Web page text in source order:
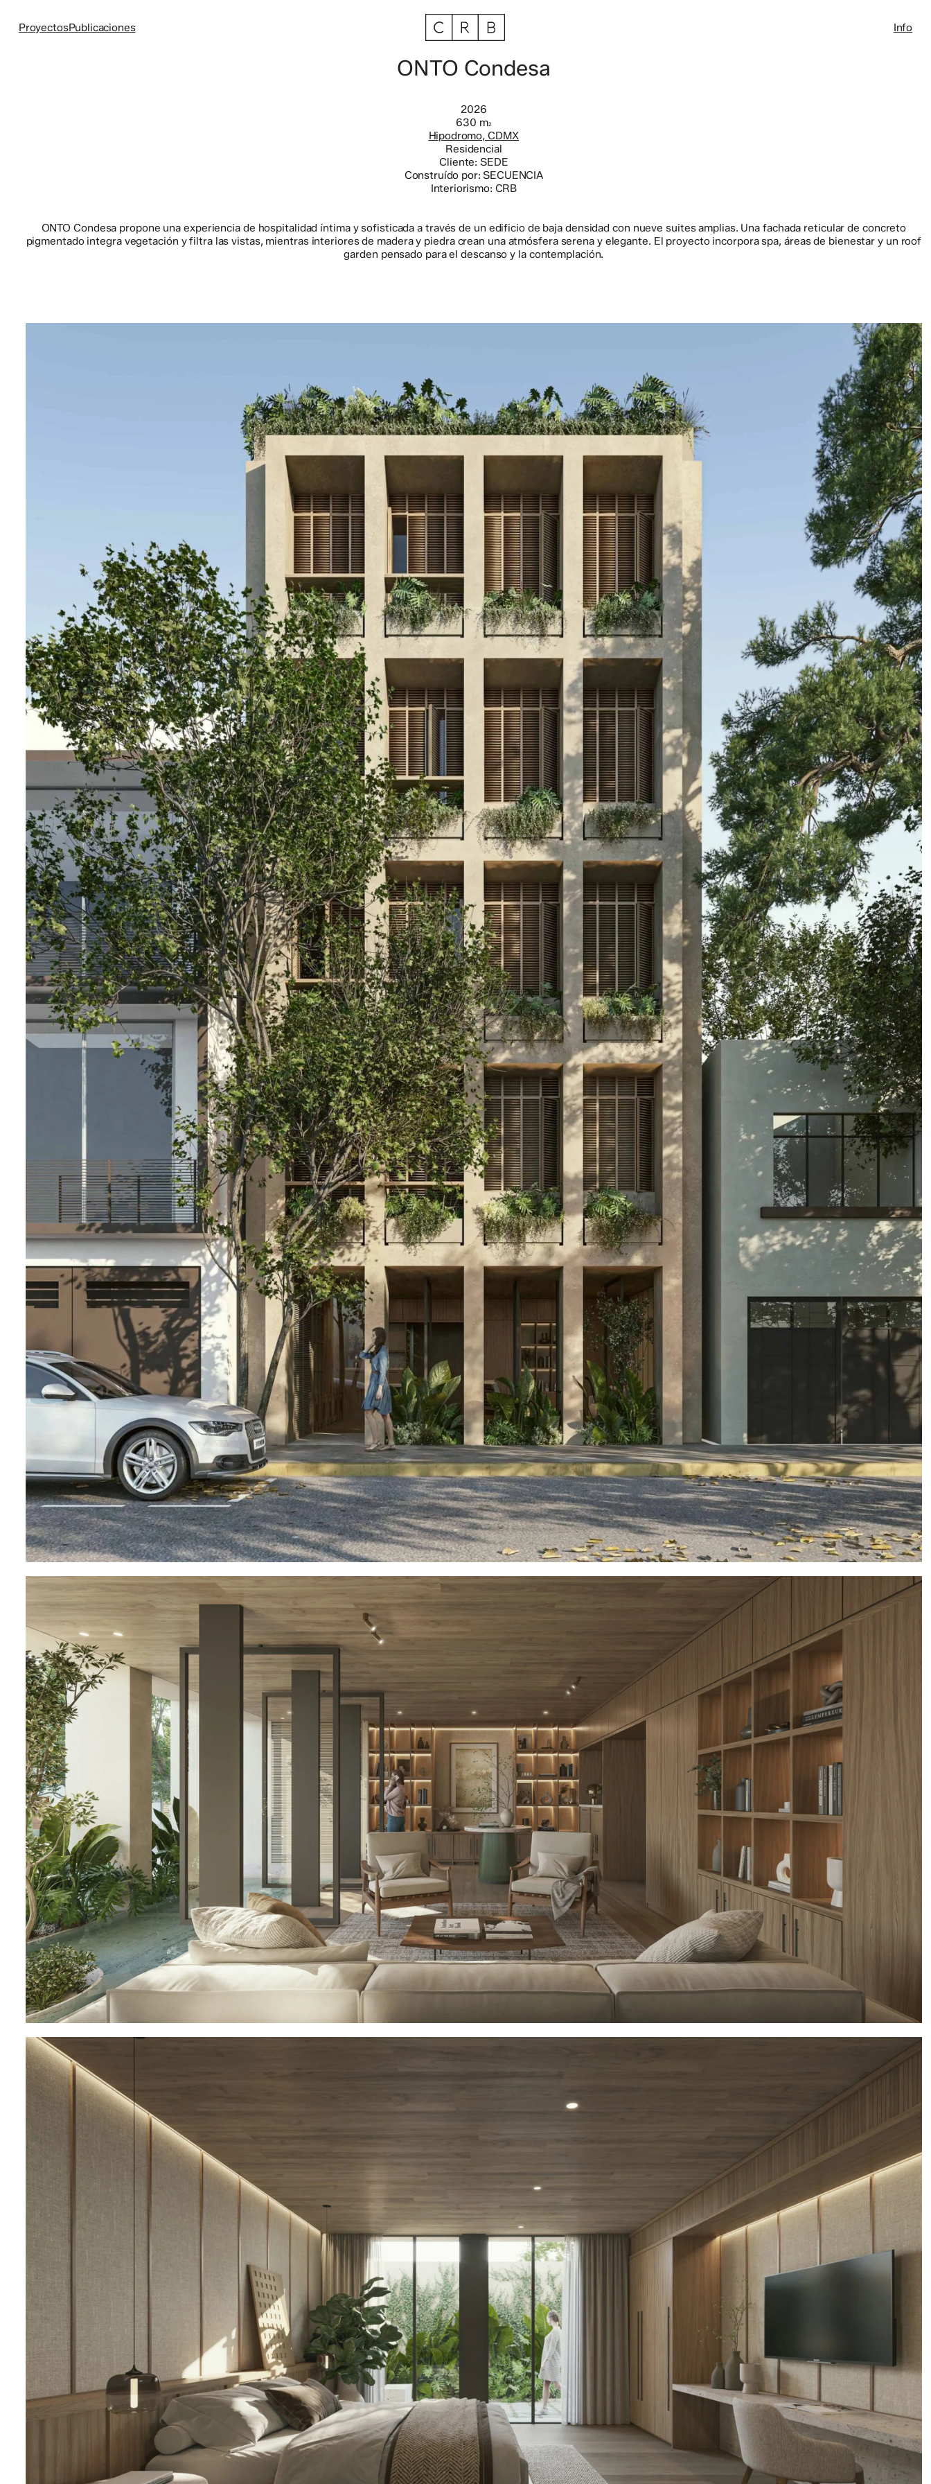
contentProyectosPublicaciones Info
ONTO Condesa
2026
630 m2
Hipodromo, CDMX
Residencial
Cliente: SEDE
Construído por: SECUENCIA
Interiorismo: CRB
ONTO Condesa propone una experiencia de hospitalidad íntima y sofisticada a través de un edificio de baja densidad con nueve suites amplias. Una fachada reticular de concreto
pigmentado integra vegetación y filtra las vistas, mientras interiores de madera y piedra crean una atmósfera serena y elegante. El proyecto incorpora spa, áreas de bienestar y un roof
garden pensado para el descanso y la contemplación.